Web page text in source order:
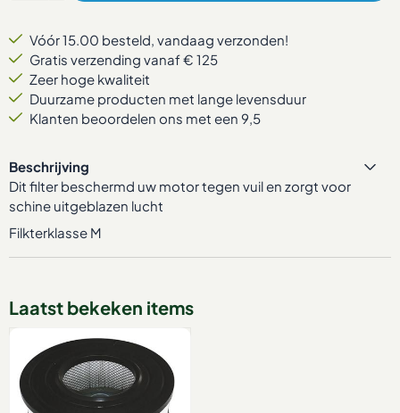
Vóór 15.00 besteld, vandaag verzonden!
Gratis verzending vanaf € 125
Zeer hoge kwaliteit
Duurzame producten met lange levensduur
Klanten beoordelen ons met een 9,5
Beschrijving
Dit filter beschermd uw motor tegen vuil en zorgt voor
schine uitgeblazen lucht
Filkterklasse M
Laatst bekeken items